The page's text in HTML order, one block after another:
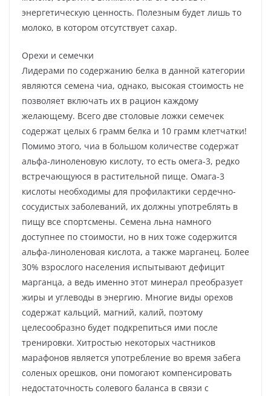
энергетическую ценность. Полезным будет лишь то
молоко, в котором отсутствует сахар.
Орехи и семечки
Лидерами по содержанию белка в данной категории
являются семена чиа, однако, высокая стоимость не
позволяет включать их в рацион каждому
желающему. Всего две столовые ложки семечек
содержат целых 6 грамм белка и 10 грамм клетчатки!
Помимо этого, чиа в большом количестве содержат
альфа-линоленовую кислоту, то есть омега-3, редко
встречающуюся в растительной пище. Омага-3
кислоты необходимы для профилактики сердечно-
сосудистых заболеваний, их должны употреблять в
пищу все спортсмены. Семена льна намного
доступнее по стоимости, но в них тоже содержится
альфа-линоленовая кислота, а также марганец. Более
30% взрослого населения испытывают дефицит
марганца, а ведь именно этот минерал преобразует
жиры и углеводы в энергию. Многие виды орехов
содержат кальций, магний, калий, поэтому
целесообразно будет подкрепиться ими после
тренировки. Хитростью некоторых частников
марафонов является употребление во время забега
соленых орешков, они помогают компенсировать
недостаточность солевого баланса в связи с